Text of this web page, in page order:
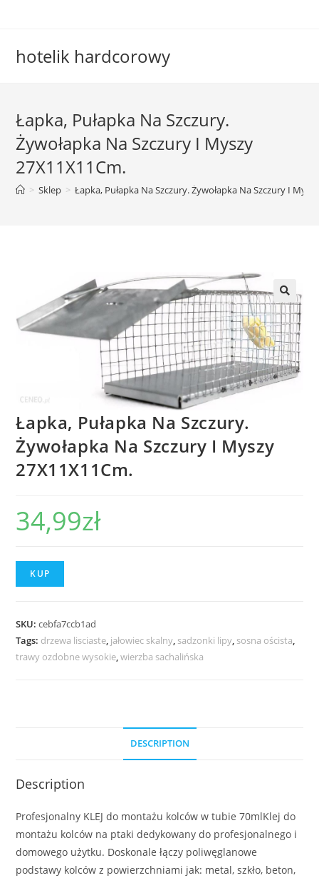
hotelik hardcorowy
Łapka, Pułapka Na Szczury.
Żywołapka Na Szczury I Myszy
27X11X11Cm.
> Sklep > Łapka, Pułapka Na Szczury. Żywołapka Na Szczury I
Łapka, Pułapka Na Szczury.
Żywołapka Na Szczury I Myszy
27X11X11Cm.
34,99zł
KUP
SKU:cebfa7ccb1ad
Tags: drzewa lisciaste, jałowiec skalny, sadzonki lipy, sosna oścista,
trawy ozdobne wysokie,wierzba sachalińska
DESCRIPTION
Description
Profesjonalny KLEJ do montażu kolców w tubie 70mlKlej do
montażu kolców na ptaki dedykowany do profesjonalnego i
domowego użytku. Doskonale łączy poliwęglanowe
podstawy kolców z powierzchniami jak: metal, szkło, beton,